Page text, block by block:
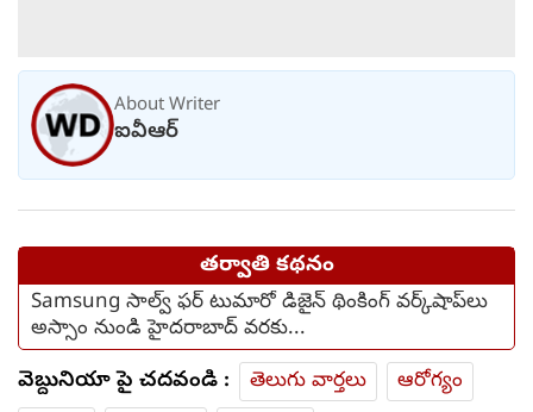
About Writer
ఐవీఆర్
తర్వాతి కథనం
Samsung సాల్వ్ ఫర్ టుమారో డిజైన్ థింకింగ్ వర్క్‌షాప్‌లు
అస్సాం నుండి హైదరాబాద్ వరకు...
వెబ్దునియా పై చదవండి : తెలుగు వార్తలు
ఆరోగ్యం